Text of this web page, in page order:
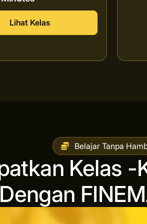
Lihat Kelas
Belajar Tanpa
Kelas -